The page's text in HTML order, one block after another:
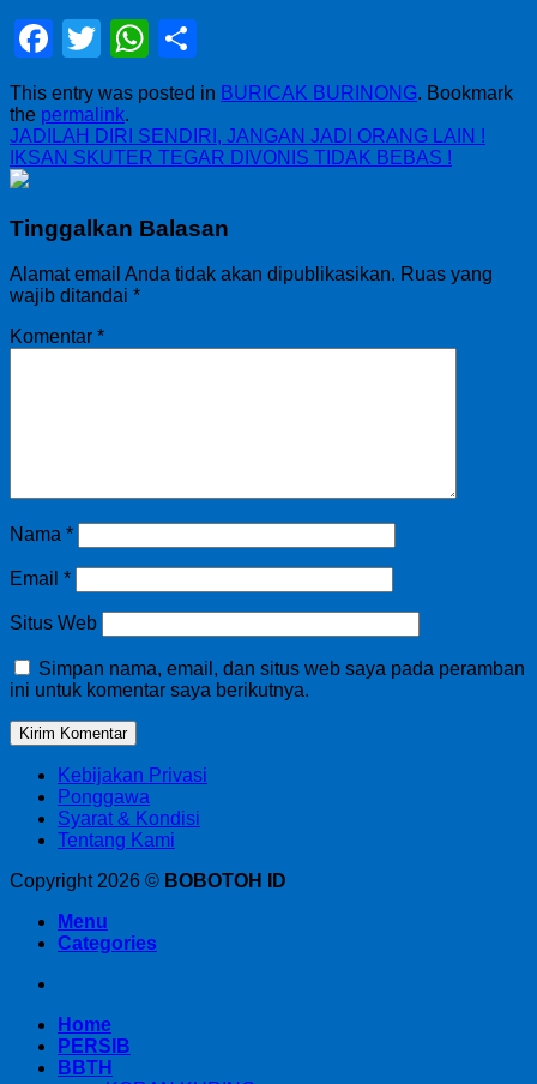
Facebook
TwitterWhatsApp
This entry was posted in BURICAK BURINONG. Bookmark
the permalink.
JADILAH DIRI SENDIRI, JANGAN JADI ORANG LAIN !
IKSAN SKUTER TEGAR DIVONIS TIDAK BEBAS !
Tinggalkan Balasan
Alamat email Anda tidak akan dipublikasikan. Ruas yang
wajib ditandai *
Komentar *
Nama *
Email *
Situs Web
Simpan nama, email, dan situs web saya pada peramban
ini untuk komentar saya berikutnya.
Kebijakan Privasi
Ponggawa
Syarat & Kondisi
Tentang Kami
Copyright 2026 © BOBOTOH ID
Menu
Categories
Home
PERSIB
BBTH